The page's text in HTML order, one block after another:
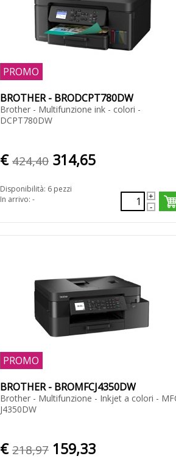
BROTHER - BRODCPT780DW
Brother - Multifunzione ink - colori -
DCPT780DW
€424,40314,65
PROMO
Disponibilità: 6 pezzi
In arrivo: -
BROTHER - BROMFCJ4350DW
Brother - Multifunzione - Inkjet a colori -
J4350DW
€218,97159,33
PROMO